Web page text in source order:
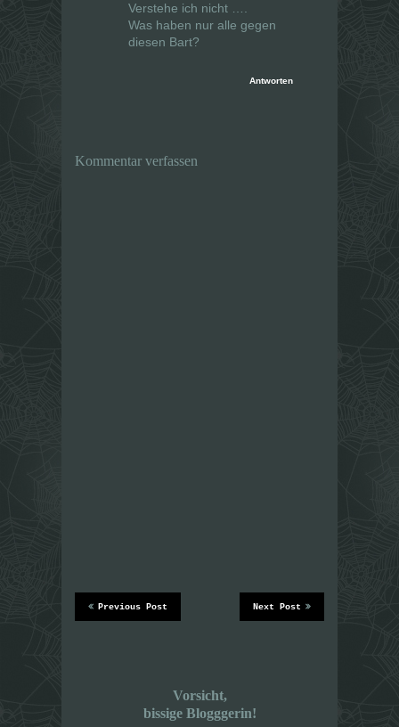
Verstehe ich nicht ….
Was haben nur alle gegen
diesen Bart?
Antworten
Kommentar verfassen
Next Post
Previous Post
Vorsicht,
bissige Blogggerin!